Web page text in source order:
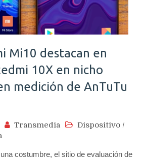
Mi10 destacan en
10X en nicho
medición de AnTuTu
Transmedia Dispositivo /
costumbre, el sitio de evaluación de